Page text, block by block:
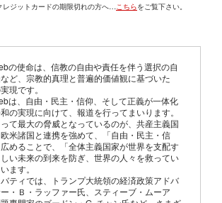
レジットカードの期限切れの方へ…こちらをご覧下さい。
の使命は、信教の自由や責任を伴う選択の自
ど、宗教的真理と普遍的価値観に基づいた
現です。
は、自由・民主・信仰、そして正義が一体化
の実現に向けて、報道を行ってまいります。
て最大の脅威となっているのが、共産主義国
米諸国と連携を強めて、「自由・民主・信
めることで、「全体主義国家が世界を支配す
い未来の到来を防ぎ、世界の人々を救ってい
ます。
ティでは、トランプ大統領の経済政策アドバ
・Ｂ・ラッファー氏、スティーブ・ムーア